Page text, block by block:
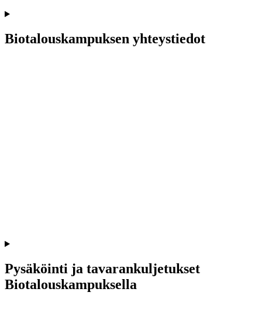
Biotalouskampuksen yhteystiedot
Pysäköinti ja tavarankuljetukset
Biotalouskampuksella